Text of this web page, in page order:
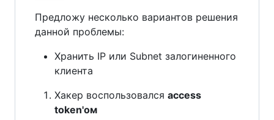
Предложу несколько вариантов решения
данной проблемы:
Хранить IP или Subnet залогиненного
клиента
Хакер воспользовался access
token'ом